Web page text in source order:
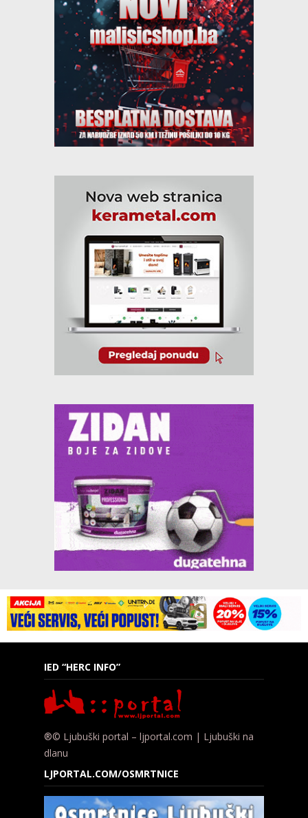
IED “HERC INFO”
®© Ljubuški portal – ljportal.com | Ljubuški na
dlanu
LJPORTAL.COM/OSMRTNICE